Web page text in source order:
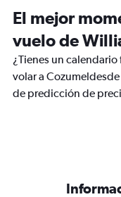
El mejor
vuelo de
¿Tienes un
volar a
de predicción de